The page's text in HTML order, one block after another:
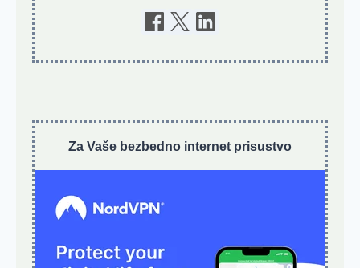
Za Vaše bezbedno internet prisustvo